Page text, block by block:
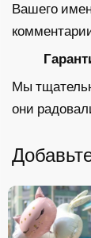
Вашего
Мы
они